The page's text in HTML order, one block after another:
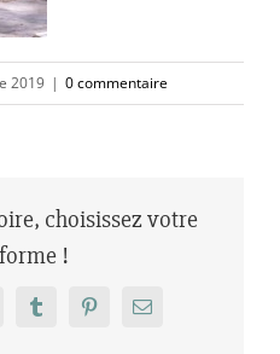
2019 | 0 commentaire
choisissez votre
!
TumblrPinterestEmail